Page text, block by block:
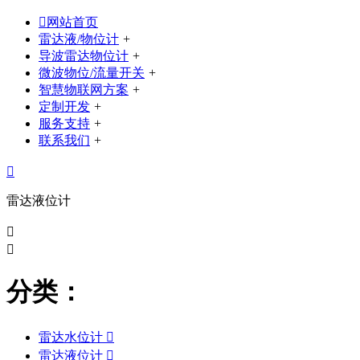
 网站首页
雷达液/物位计 +
导波雷达物位计 +
微波物位/流量开关 +
智慧物联网方案 +
定制开发 +
服务支持 +
联系我们 +

雷达液位计


分类：
雷达水位计 
雷达液位计 